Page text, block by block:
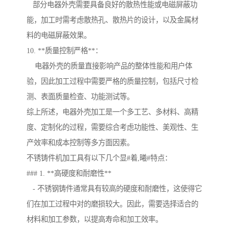
部分电器外壳需要具备良好的散热性能或电磁屏蔽功
能，加工时需考虑散热孔、散热片的设计，以及金属材
料的电磁屏蔽效果。
10. **质量控制严格**：
电器外壳的质量直接影响产品的整体性能和用户体
验，因此加工过程中需要严格的质量控制，包括尺寸检
测、表面质量检查、功能测试等。
综上所述，电器外壳加工是一个多工艺、多材料、高精
度、定制化的过程，需要综合考虑功能性、美观性、生
产效率和成本控制等多方面因素。
不锈铸件机加工具有以下几个显#着,曦#特点：
### 1. **高硬度和耐磨性**
- 不锈钢铸件通常具有较高的硬度和耐磨性，这使得它
们在加工过程中对的磨损较大。因此，需要选择适合的
材料和加工参数，以提高寿命和加工效率。